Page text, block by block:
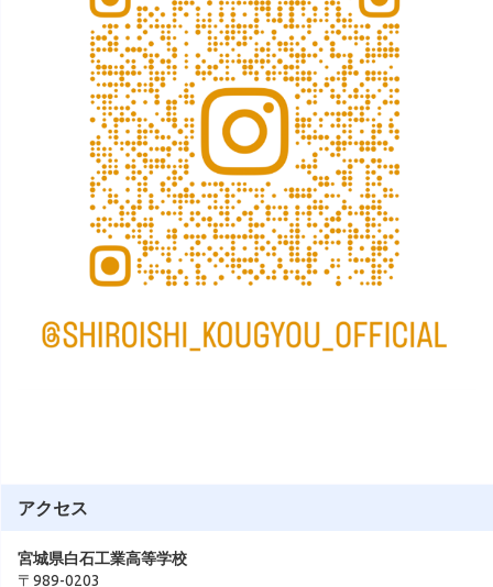
アクセス
宮城県白石工業高等学校
〒989-0203